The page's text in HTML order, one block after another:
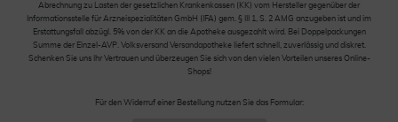
Abrechnung zu Lasten der gesetzlichen Krankenkassen (KK) vom Hersteller gegenüber der
Informationsstelle für Arzneispezialitäten GmbH (IFA) gem. § III 1, S. 2 AMG anzugeben ist und im
Erstattungsfall abzügl. 5% von der KK an die Apotheke ausgezahlt wird. Bei Doppelpackungen
Summe der Einzel-AVP. Volksversand Versandapotheke liefert schnell, zuverlässig und diskret.
Schenken Sie uns Ihr Vertrauen und überzeugen Sie sich von den vielen Vorteilen unseres Online-
Shops!
Für den Widerruf einer Bestellung nutzen Sie das Formular: